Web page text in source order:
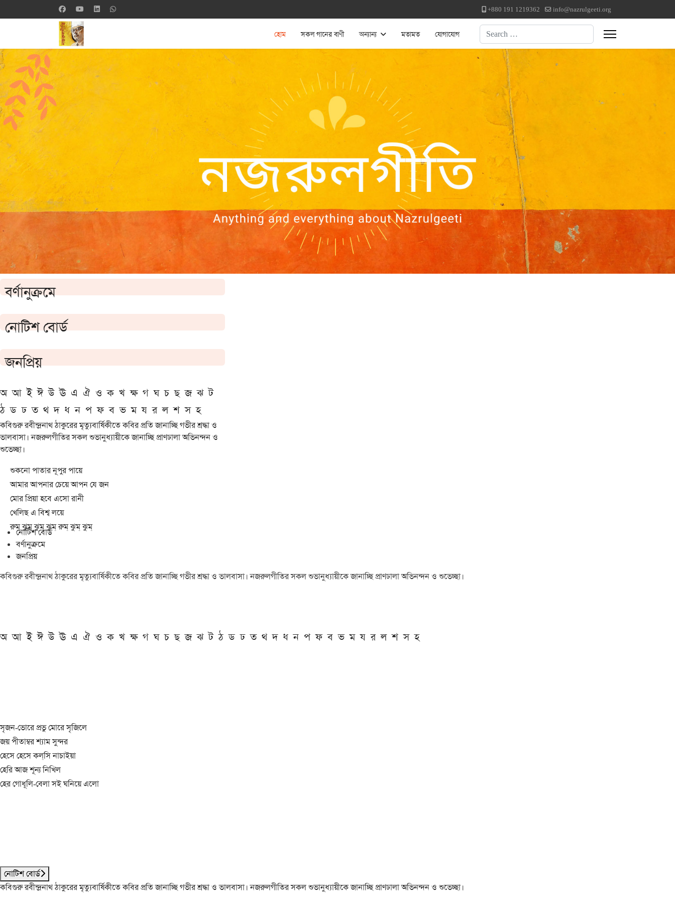
+880 191 1219362 info@nazrulgeeti.org
হোম সকল গানের বাণী অন্যান্য মতামত যোগাযোগ Search
বর্ণানুক্রমে
নোটিশ বোর্ড
জনপ্রিয়
অ আ ই ঈ উ ঊ এ ঐ ও ক খ ক্ষ গ ঘ চ ছ জ ঝ ট
ঠ ড ঢ ত থ দ ধ ন প ফ ব ভ ম য র ল শ স হ
কবিগুরু রবীন্দ্রনাথ ঠাকুরের মৃত্যুবার্ষিকীতে কবির প্রতি জানাচ্ছি গভীর শ্রদ্ধা ও
ভালবাসা। নজরুলগীতির সকল শুভানুধ্যায়ীকে জানাচ্ছি প্রাণঢালা অভিনন্দন ও
শুভেচ্ছা।
শুকনো পাতার নূপুর পায়ে
আমার আপনার চেয়ে আপন যে জন
মোর প্রিয়া হবে এসো রানী
খেলিছ এ বিশ্ব লয়ে
রুম্ ঝুম্ ঝুম্ ঝুম্ রুম্ ঝুম্ ঝুম্
নোটিশ বোর্ড
বর্ণানুক্রমে
জনপ্রিয়
কবিগুরু রবীন্দ্রনাথ ঠাকুরের মৃত্যুবার্ষিকীতে কবির প্রতি জানাচ্ছি গভীর শ্রদ্ধা ও ভালবাসা। নজরুলগীতির সকল শুভানুধ্যায়ীকে জানাচ্ছি প্রাণঢালা অভিনন্দন ও শুভেচ্ছা।
অ আ ই ঈ উ ঊ এ ঐ ও ক খ ক্ষ গ ঘ চ ছ জ ঝ ট ঠ ড ঢ ত থ দ ধ ন প ফ ব ভ ম য র ল শ স হ
সৃজন-ভোরে প্রভু মোরে সৃজিলে
জয় পীতাম্বর শ্যাম সুন্দর
হেসে হেসে কল্‌সি নাচাইয়া
হেরি আজ শূন্য নিখিল
হের গোধূলি-বেলা সই ঘনিয়ে এলো
নোটিশ বোর্ড
কবিগুরু রবীন্দ্রনাথ ঠাকুরের মৃত্যুবার্ষিকীতে কবির প্রতি জানাচ্ছি গভীর শ্রদ্ধা ও ভালবাসা। নজরুলগীতির সকল শুভানুধ্যায়ীকে জানাচ্ছি প্রাণঢালা অভিনন্দন ও শুভেচ্ছা।